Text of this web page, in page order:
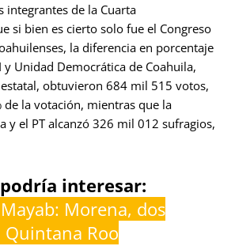
integrantes de la Cuarta
si bien es cierto solo fue el Congreso
la diferencia en porcentaje
y Unidad Democrática de Coahuila,
obtuvieron 684 mil 515 votos,
de la votación, mientras que la
y el PT alcanzó 326 mil 012 sufragios,
interesar:
Morena, dos
Roo